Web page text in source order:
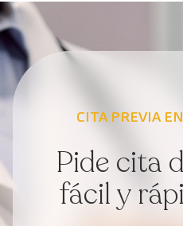
CITA PREVIA
Pide cita
fácil y